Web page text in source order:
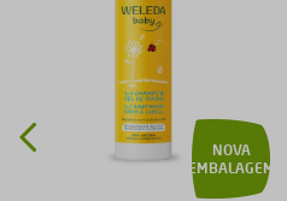
NOVA
EMBALAGEM